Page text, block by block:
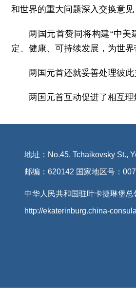
和世界的重大问题深入交换意
两国元首赞同将构建“中
定、健康、可持续发展，为世
两国元首还就妥善处理彼
两国元首互动促进了相互
地址：No.45, Tchaikovsky St.,
邮编：620142 国家地区号：
中华人民共和国驻叶卡捷琳堡总
http://ekaterinburg.china-